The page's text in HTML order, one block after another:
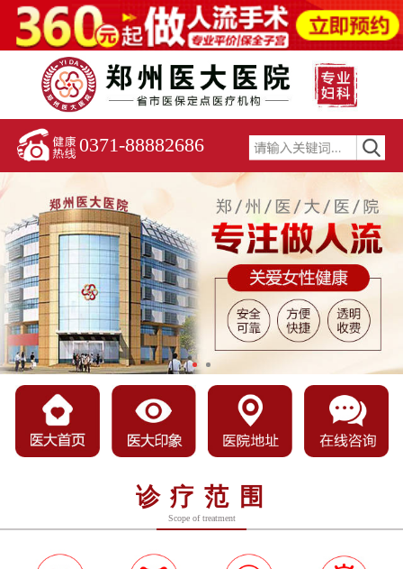
0371-88882686
诊疗范围
Scope of treatment